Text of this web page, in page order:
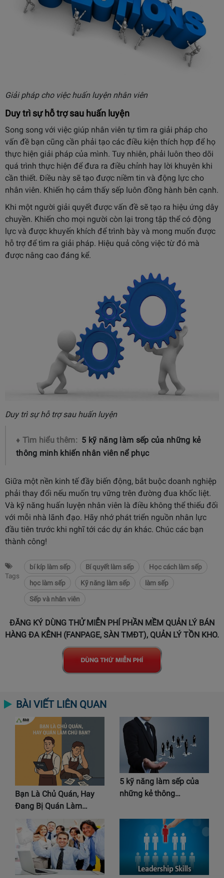
Giải pháp cho việc huấn luyện nhân viên
Duy trì sự hỗ trợ sau huấn luyện
Song song với việc giúp nhân viên tự tìm ra giải pháp cho
vấn đề bạn cũng cần phải tạo các điều kiện thích hợp để họ
thực hiện giải pháp của mình. Tuy nhiên, phải luôn theo dõi
quá trình thực hiện để đưa ra điều chỉnh hay lời khuyên khi
cần thiết. Điều này sẽ tạo được niềm tin và động lực cho
nhân viên. Khiến họ cảm thấy sếp luôn đồng hành bên cạnh.
Khi một người giải quyết được vấn đề sẽ tạo ra hiệu ứng dây
chuyền. Khiến cho mọi người còn lại trong tập thể có động
lực và được khuyến khích để trình bày và mong muốn được
hỗ trợ để tìm ra giải pháp. Hiệu quả công việc từ đó mà
được nâng cao đáng kể.
Duy trì sự hỗ trợ sau huấn luyện
♦ Tìm hiểu thêm: 5 kỹ năng làm sếp của những kẻ
thông minh khiến nhân viên nể phục
Giữa một nền kinh tế đầy biến động, bắt buộc doanh nghiệp
phải thay đổi nếu muốn trụ vững trên đường đua khốc liệt.
Và kỹ năng huấn luyện nhân viên là điều không thể thiếu đối
với mỗi nhà lãnh đạo. Hãy nhớ phát triển nguồn nhân lực
đầu tiên trước khi nghĩ tới các dự án khác. Chúc các bạn
thành công!
Tags
bí kíp làm sếp Bí quyết làm sếp
Học cách làm sếp
học làm sếp
Kỹ năng làm sếp
làm sếp
Sếp và nhân viên
ĐĂNG KÝ DÙNG THỬ MIỄN PHÍ PHẦN MỀM QUẢN LÝ BÁN
HÀNG ĐA KÊNH (FANPAGE, SÀN TMĐT), QUẢN LÝ TỒN KHO.
BÀI VIẾT LIÊN QUAN
Bạn Là Chủ Quán, Hay
Đang Bị Quán Làm…
5 kỹ năng làm sếp của
những kẻ thông…